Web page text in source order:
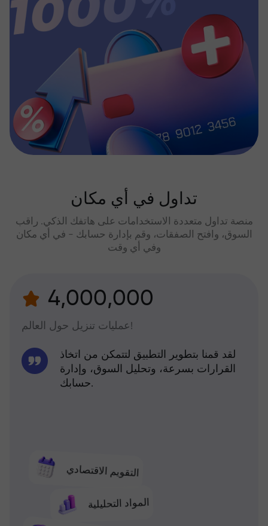
تداول في أي مكان
منصة تداول متعددة الاستخدامات على هاتفك الذكي. راقب
السوق، وافتح الصفقات، وقم بإدارة حسابك - في أي مكان
وفي أي وقت
4,000,000
عمليات تنزيل حول العالم!
التقويم الاقتصادي
المواد التحليلية
لقد قمنا بتطوير التطبيق لتتمكن من اتخاذ
القرارات بسرعة، وتحليل السوق، وإدارة
حسابك.